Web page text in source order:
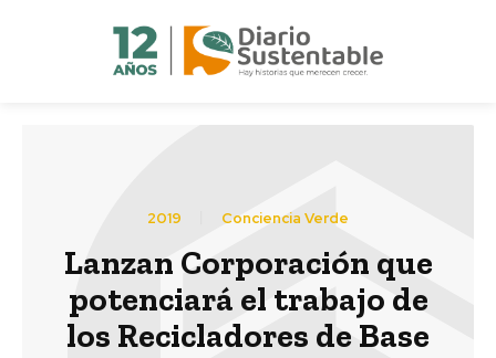
2019 Conciencia Verde
Lanzan Corporación que
potenciará el trabajo de
los Recicladores de Base